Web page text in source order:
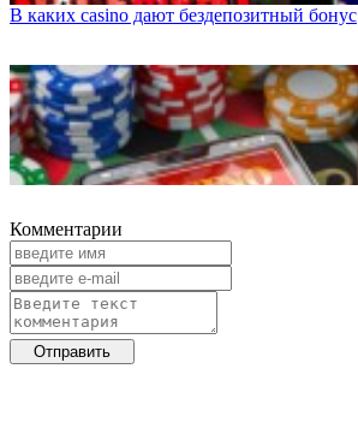
В каких casino дают бездепозитный бонус
Комментарии